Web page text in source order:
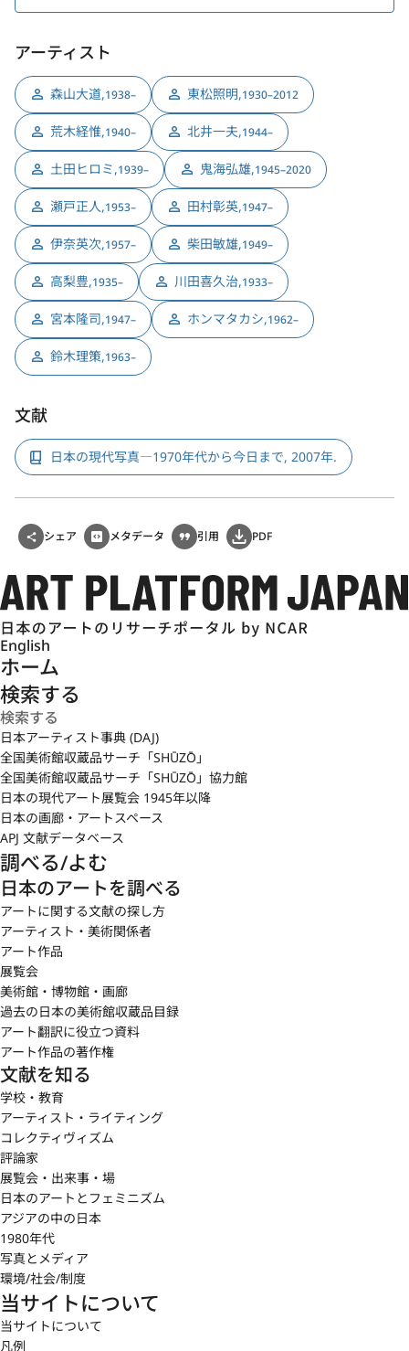
アーティスト
森山大道,1938– 東松照明,1930–2012
荒木経惟,1940– 北井一夫,1944–
土田ヒロミ,1939– 鬼海弘雄,1945–2020
瀬戸正人,1953– 田村彰英,1947–
伊奈英次,1957– 柴田敏雄,1949–
高梨豊,1935– 川田喜久治,1933–
宮本隆司,1947– ホンマタカシ,1962–
鈴木理策,1963–
文献
日本の現代写真―1970年代から今日まで, 2007年.
シェア メタデータ 引用 PDF
English
ホーム
検索する
日本アーティスト事典 (DAJ)
全国美術館収蔵品サーチ「SHŪZŌ」
全国美術館収蔵品サーチ「SHŪZŌ」協力館
日本の現代アート展覧会 1945年以降
日本の画廊・アートスペース
APJ 文献データベース
調べる/よむ
日本のアートを調べる
アートに関する文献の探し方
アーティスト・美術関係者
アート作品
展覧会
美術館・博物館・画廊
過去の日本の美術館収蔵品目録
アート翻訳に役立つ資料
アート作品の著作権
文献を知る
学校・教育
アーティスト・ライティング
コレクティヴィズム
評論家
展覧会・出来事・場
日本のアートとフェミニズム
アジアの中の日本
1980年代
写真とメディア
環境/社会/制度
当サイトについて
当サイトについて
凡例